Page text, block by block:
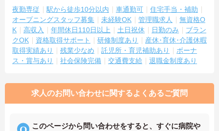
夜勤専従 駅から徒歩10分以内 車通勤可
住宅手当・補助
オープニングスタッフ募集
未経験OK 管理職求人
無資格O
K
高収入 年間休日110日以上 土日祝休 日勤のみ
ブラン
クOK
資格取得サポート 研修制度あり
産休･育休･介護休暇
取得実績あり
残業少なめ 託児所・育児補助あり
ボーナ
ス・賞与あり
社会保険完備 交通費支給 退職金制度あり
求人のお問い合わせに関するよくあるご質問
このページから問い合わせをすると、すぐに病院や